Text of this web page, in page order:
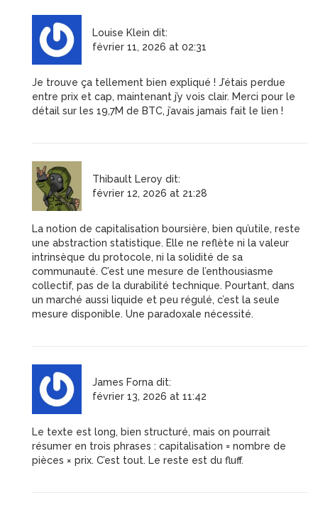
Louise Klein dit:
février 11, 2026 at 02:31
Je trouve ça tellement bien expliqué ! J’étais perdue
entre prix et cap, maintenant j’y vois clair. Merci pour le
détail sur les 19,7M de BTC, j’avais jamais fait le lien !
Thibault Leroy dit:
février 12, 2026 at 21:28
La notion de capitalisation boursière, bien qu’utile, reste
une abstraction statistique. Elle ne reflète ni la valeur
intrinsèque du protocole, ni la solidité de sa
communauté. C’est une mesure de l’enthousiasme
collectif, pas de la durabilité technique. Pourtant, dans
un marché aussi liquide et peu régulé, c’est la seule
mesure disponible. Une paradoxale nécessité.
James Forna dit:
février 13, 2026 at 11:42
Le texte est long, bien structuré, mais on pourrait
résumer en trois phrases : capitalisation = nombre de
pièces × prix. C’est tout. Le reste est du fluff.